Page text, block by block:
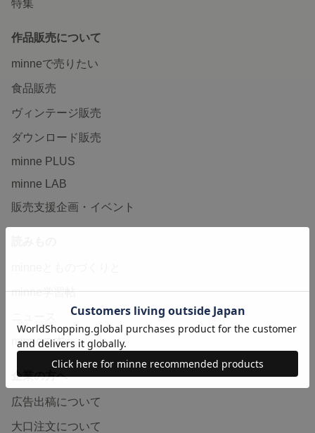
特集
作品販売について
minneで売りたい
食品販売
ヴィンテージ販売
ダウンロード販売
minne PLUS
minne LAB
販売支援企画・イベント
minne学習帖
minneの本
企業の方へ
広告出稿について
大口注文について